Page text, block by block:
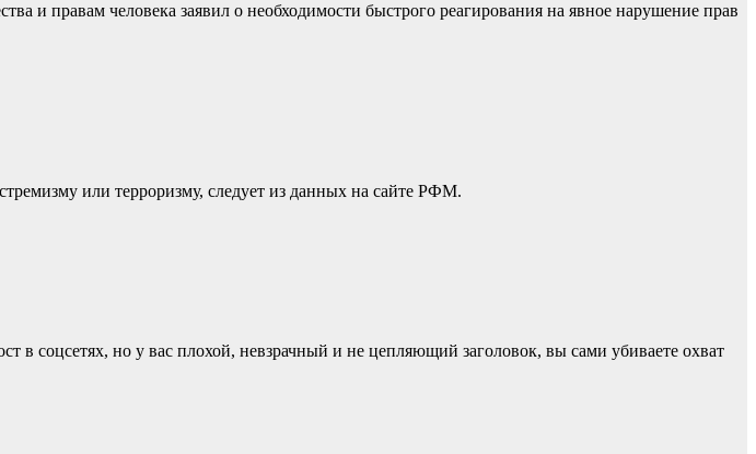
и правам человека заявил о необходимости быстрого реагирования на явное нарушение прав
или терроризму, следует из данных на сайте РФМ.
в соцсетях, но у вас плохой, невзрачный и не цепляющий заголовок, вы сами убиваете охват